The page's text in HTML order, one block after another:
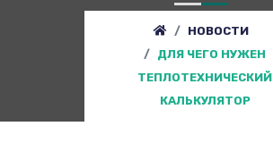
НОВОСТИ
ДЛЯ ЧЕГО НУЖЕН
ТЕПЛОТЕХНИЧЕСКИЙ
КАЛЬКУЛЯТОР